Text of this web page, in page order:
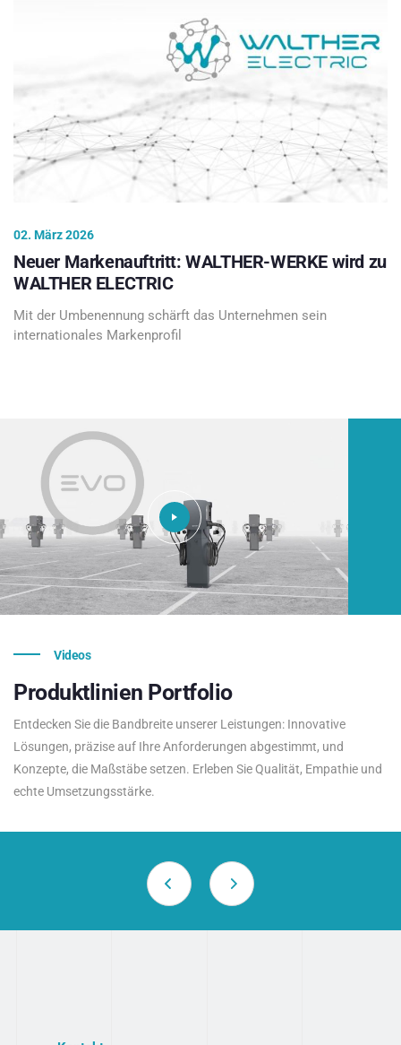
02. März 2026
Neuer Markenauftritt: WALTHER-WERKE wird zu
WALTHER ELECTRIC
Mit der Umbenennung schärft das Unternehmen sein
internationales Markenprofil
Videos
Produktlinien Portfolio
Entdecken Sie die Bandbreite unserer Leistungen: Innovative
Lösungen, präzise auf Ihre Anforderungen abgestimmt, und
Konzepte, die Maßstäbe setzen. Erleben Sie Qualität, Empathie und
echte Umsetzungsstärke.